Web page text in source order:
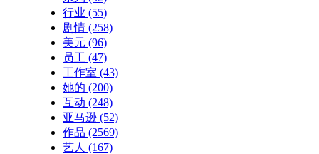
行业 (55)
剧情 (258)
美元 (96)
员工 (47)
工作室 (43)
她的 (200)
互动 (248)
亚马逊 (52)
作品 (2569)
艺人 (167)